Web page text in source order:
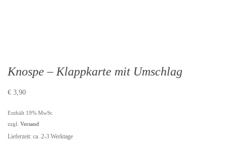
Knospe – Klappkarte mit Umschlag
€ 3,90
Enthält 19% MwSt.
zzgl. Versand
Lieferzeit: ca. 2-3 Werktage